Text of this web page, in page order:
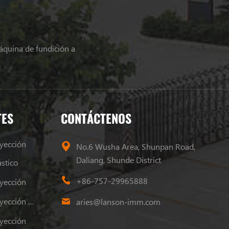
de fundición a
Máquina De Moldeo Por Inyección De Plástico
CONTÁCTENOS
No.6 Wusha Area, Shunpan Road,
Daliang, Shunde District
+86-757-29965888
aries@lanson-imm.com